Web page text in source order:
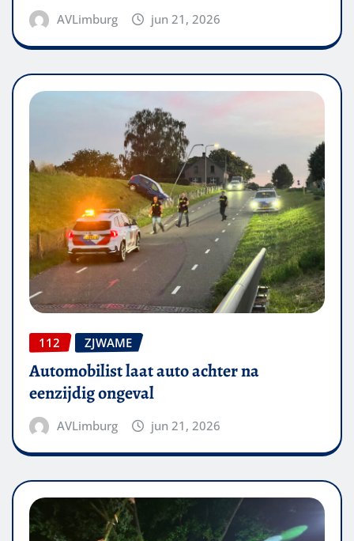
AVLimburg jun 21, 2026
112 ZJWAME
Automobilist laat auto achter na
eenzijdig ongeval
AVLimburg jun 21, 2026